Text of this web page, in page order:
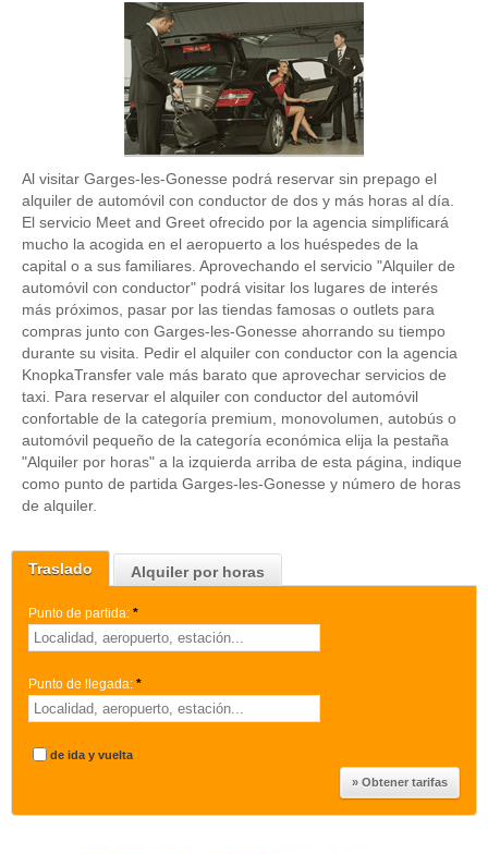
Traslado Alquiler por horas
Punto de partida: *
Punto de llegada: *
de ida y vuelta
Al visitar Garges-les-Gonesse podrá reservar sin prepago el
alquiler de automóvil con conductor de dos y más horas al día.
El servicio Meet and Greet ofrecido por la agencia simplificará
mucho la acogida en el aeropuerto a los huéspedes de la
capital o a sus familiares. Aprovechando el servicio "Alquiler de
automóvil con conductor" podrá visitar los lugares de interés
más próximos, pasar por las tiendas famosas o outlets para
compras junto con Garges-les-Gonesse ahorrando su tiempo
durante su visita. Pedir el alquiler con conductor con la agencia
KnopkaTransfer vale más barato que aprovechar servicios de
taxi. Para reservar el alquiler con conductor del automóvil
confortable de la categoría premium, monovolumen, autobús o
automóvil pequeño de la categoría económica elija la pestaña
"Alquiler por horas" a la izquierda arriba de esta página, indique
como punto de partida Garges-les-Gonesse y número de horas
de alquiler.